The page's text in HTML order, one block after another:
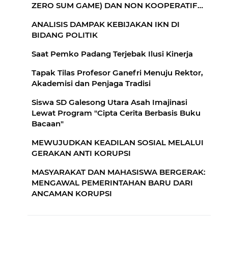
ZERO SUM GAME) DAN NON KOOPERATIF
ANALISIS DAMPAK KEBIJAKAN IKN DI
BIDANG POLITIK
Saat Pemko Padang Terjebak Ilusi Kinerja
Tapak Tilas Profesor Ganefri Menuju Rektor,
Akademisi dan Penjaga Tradisi
Siswa SD Galesong Utara Asah Imajinasi
Lewat Program "Cipta Cerita Berbasis Buku
Bacaan"
MEWUJUDKAN KEADILAN SOSIAL MELALUI
GERAKAN ANTI KORUPSI
MASYARAKAT DAN MAHASISWA BERGERAK:
MENGAWAL PEMERINTAHAN BARU DARI
ANCAMAN KORUPSI